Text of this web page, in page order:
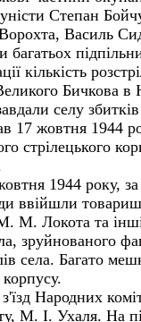
Степан
Василь
кількість
Бичкова
селу
17 жовтня 1944
стрілецького
1944 року, за
ввійшли
Локота та інші.
зруйнованого
села. Багато
Народних
І. Ухаля. На